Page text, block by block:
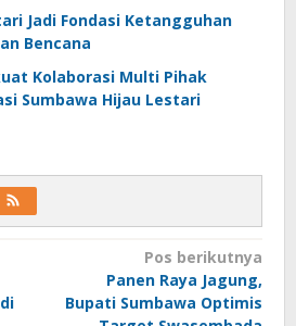
Jadi Fondasi Ketangguhan
Bencana
Kolaborasi Multi Pihak
Sumbawa Hijau Lestari
Pos berikutnya
Panen Raya Jagung,
Bupati Sumbawa Optimis